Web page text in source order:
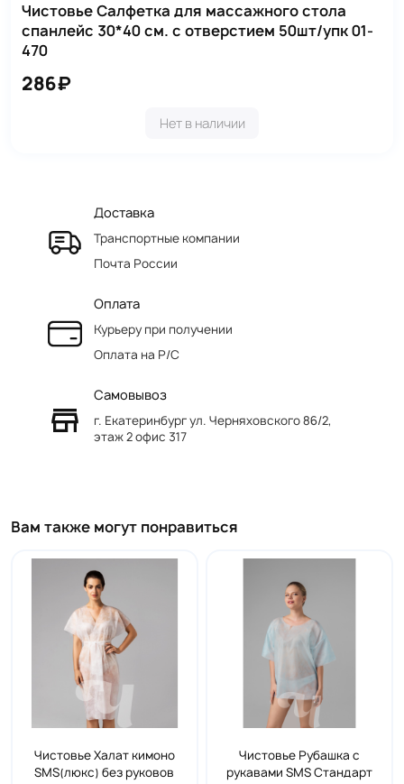
Чистовье Салфетка для массажного стола
спанлейс 30*40 см. с отверстием 50шт/упк 01-
470
286₽
Нет в наличии
Доставка
Транспортные компании
Почта России
Оплата
Курьеру при получении
Оплата на Р/C
Самовывоз
г. Екатеринбург ул. Черняховского 86/2,
этаж 2 офис 317
Вам также могут понравиться
Чистовье Халат кимоно
SMS(люкс) без руковов
Чистовье Рубашка с
рукавами SMS Стандарт